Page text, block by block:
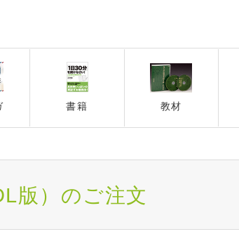
書籍 教材
版）のご注文